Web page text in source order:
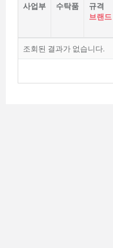
사업부 수탁품
규격
브랜드
조회된 결과가 없습니다.